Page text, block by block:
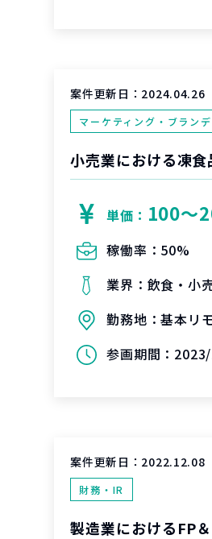
案件更新日： 2024.04.26
マーケティング・ブラン
小売業における凍
単価： 100〜
稼働率： 50%
業界： 飲食・小
勤務地：基本リ
参画期間：
案件更新日： 2022.12.08
財務・IR
製造業におけるFP